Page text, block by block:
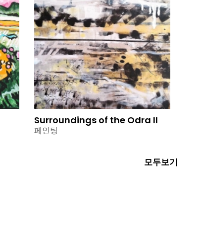
Surroundings of the Odra II
페인팅
모두보기